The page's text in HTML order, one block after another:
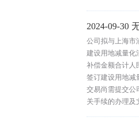
2024-09-30
公司拟与上海市
建设用地减量化
补偿金额合计人
签订建设用地减
交易尚需提交公
关手续的办理及